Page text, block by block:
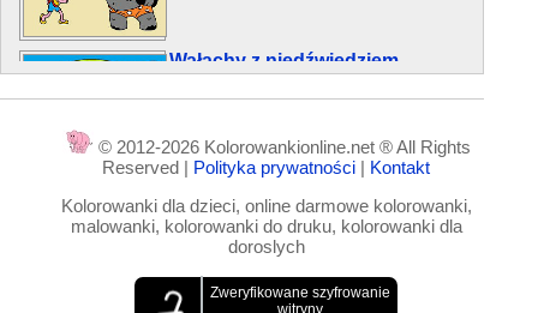
Wałachy z niedźwiedziem
Kolorowane: 12,849x
© 2012-2026 Kolorowankionline.net ® All Rights
Reserved | Polityka prywatności | Kontakt
Kolorowanki dla dzieci, online darmowe kolorowanki,
malowanki, kolorowanki do druku, kolorowanki dla
doroslych